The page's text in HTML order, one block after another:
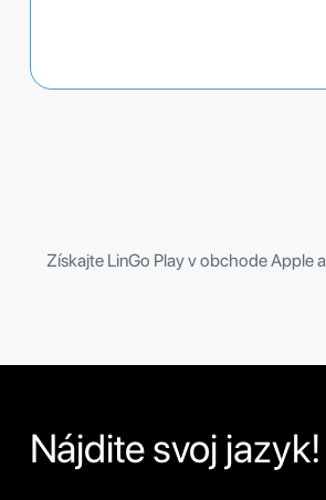
Získajte LinGo Play v obchode Apple
Nájdite svoj jazyk!